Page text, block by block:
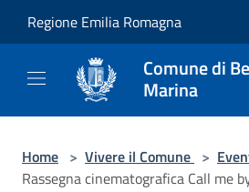
Regione Emilia Romagna
Comune di
Marina
Home > Vivere il Comune >
Rassegna cinematografica Call me